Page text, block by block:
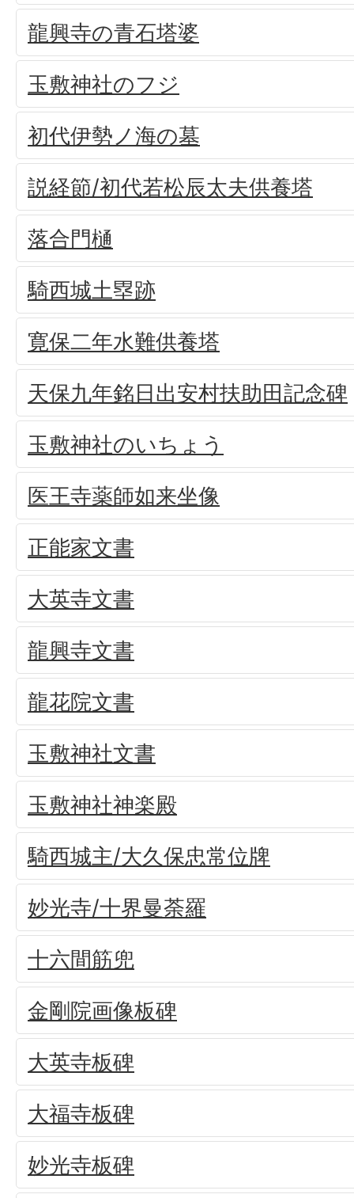
龍興寺の青石塔婆
玉敷神社のフジ
初代伊勢ノ海の墓
説経節/初代若松辰太夫供養塔
落合門樋
騎西城土塁跡
寛保二年水難供養塔
天保九年銘日出安村扶助田記念碑
玉敷神社のいちょう
医王寺薬師如来坐像
正能家文書
大英寺文書
龍興寺文書
龍花院文書
玉敷神社文書
玉敷神社神楽殿
騎西城主/大久保忠常位牌
妙光寺/十界曼荼羅
十六間筋兜
金剛院画像板碑
大英寺板碑
大福寺板碑
妙光寺板碑